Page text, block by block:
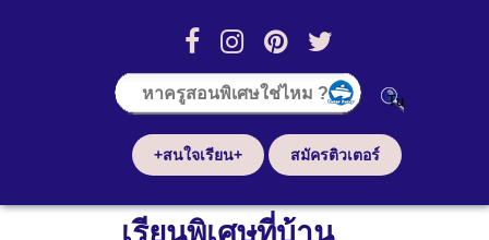
+สนใจเรียน+ สมัครติวเตอร์
เรียนพิเศษที่บ้าน